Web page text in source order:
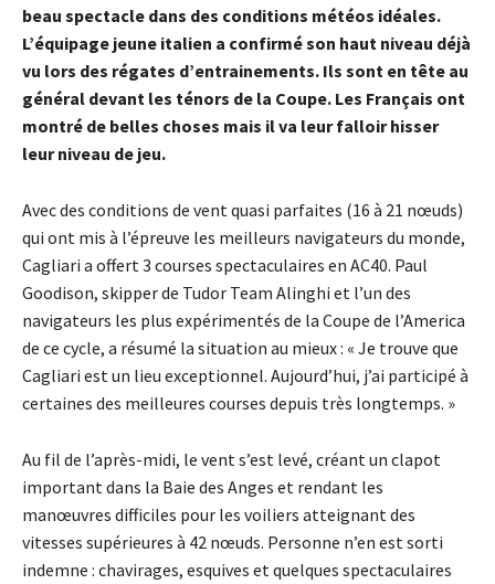
beau spectacle dans des conditions météos idéales.
L’équipage jeune italien a confirmé son haut niveau déjà
vu lors des régates d’entrainements. Ils sont en tête au
général devant les ténors de la Coupe. Les Français ont
montré de belles choses mais il va leur falloir hisser
leur niveau de jeu.
Avec des conditions de vent quasi parfaites (16 à 21 nœuds)
qui ont mis à l’épreuve les meilleurs navigateurs du monde,
Cagliari a offert 3 courses spectaculaires en AC40. Paul
Goodison, skipper de Tudor Team Alinghi et l’un des
navigateurs les plus expérimentés de la Coupe de l’America
de ce cycle, a résumé la situation au mieux : « Je trouve que
Cagliari est un lieu exceptionnel. Aujourd’hui, j’ai participé à
certaines des meilleures courses depuis très longtemps. »
Au fil de l’après-midi, le vent s’est levé, créant un clapot
important dans la Baie des Anges et rendant les
manœuvres difficiles pour les voiliers atteignant des
vitesses supérieures à 42 nœuds. Personne n’en est sorti
indemne : chavirages, esquives et quelques spectaculaires